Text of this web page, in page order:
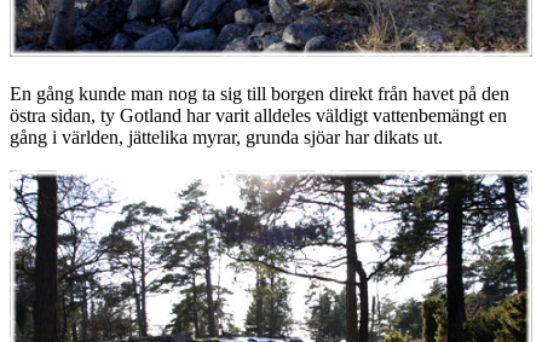
En gång kunde man nog ta sig till borgen direkt från havet på den
östra sidan, ty Gotland har varit alldeles väldigt vattenbemängt en
gång i världen, jättelika myrar, grunda sjöar har dikats ut.